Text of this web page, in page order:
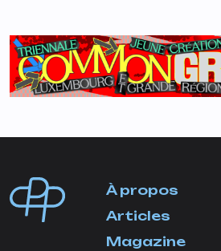
À propos
Articles
Magazine